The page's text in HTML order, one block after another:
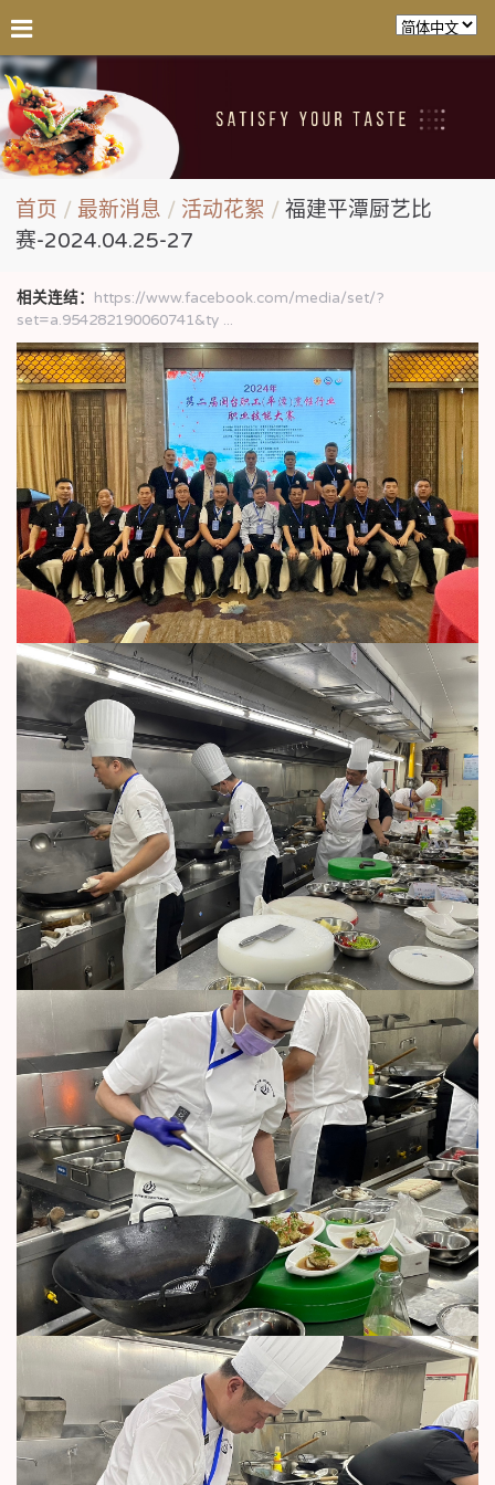
首页 最新消息 活动花絮
福建平潭厨艺比
赛-2024.04.25-27
相关连结： https://www.facebook.com/media/set/?
set=a.954282190060741&ty ...